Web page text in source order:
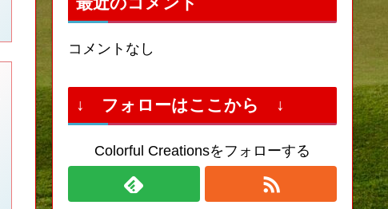
コメントなし
↓ フォローはここから ↓
Colorful Creationsをフォローする